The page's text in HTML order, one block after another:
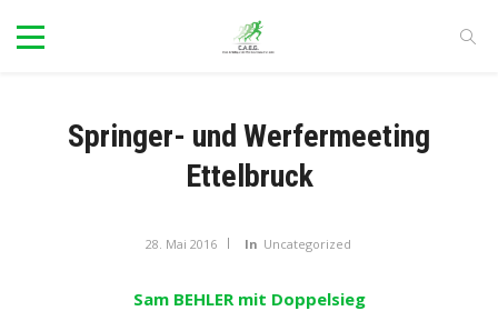
Springer- und Werfermeeting
Ettelbruck
28. Mai 2016 In Uncategorized
Sam BEHLER mit Doppelsieg